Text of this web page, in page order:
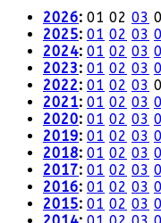
2026: 01 02 03
2025: 01 02 03
2024: 01 02 03
2023: 01 02 03
2022: 01 02 03
2021: 01 02 03
2020: 01 02 03
2019: 01 02 03
2018: 01 02 03
2017: 01 02 03
2016: 01 02 03
2015: 01 02 03